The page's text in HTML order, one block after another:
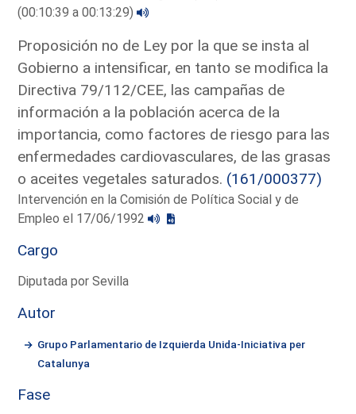
(00:10:39 a 00:13:29)
Proposición no de Ley por la que se insta al
Gobierno a intensificar, en tanto se modifica la
Directiva 79/112/CEE, las campañas de
información a la población acerca de la
importancia, como factores de riesgo para las
enfermedades cardiovasculares, de las grasas
o aceites vegetales saturados. (161/000377)
Intervención en la Comisión de Política Social y de
Empleo el 17/06/1992
Cargo
Diputada por Sevilla
Autor
Grupo Parlamentario de Izquierda Unida-Iniciativa per
Catalunya
Fase